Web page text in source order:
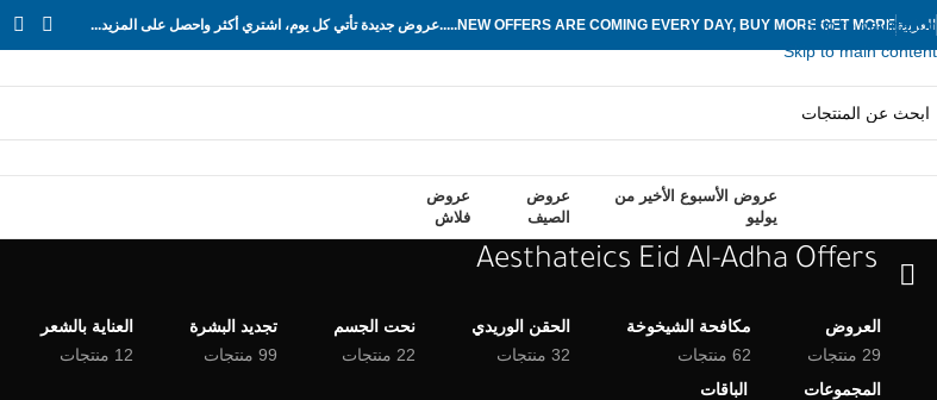
Skip to navigation
Skip to main content
العربيةNEW OFFERS ARE COMING EVERY DAY, BUY MORE GET MORE..... عروض جديدة تأتي كل يوم، اشتري أكثر واحصل على المزيد...
عروض الأسبوع الأخير من
يوليو
عروض
الصيف
عروض
فلاش
Aesthateics Eid Al-Adha Offers
العروض
29 منتجات
مكافحة الشيخوخة
62 منتجات
الحقن الوريدي
32 منتجات
نحت الجسم
22 منتجات
تجديد البشرة
99 منتجات
العناية بالشعر
12 منتجات
المجموعات
الباقات